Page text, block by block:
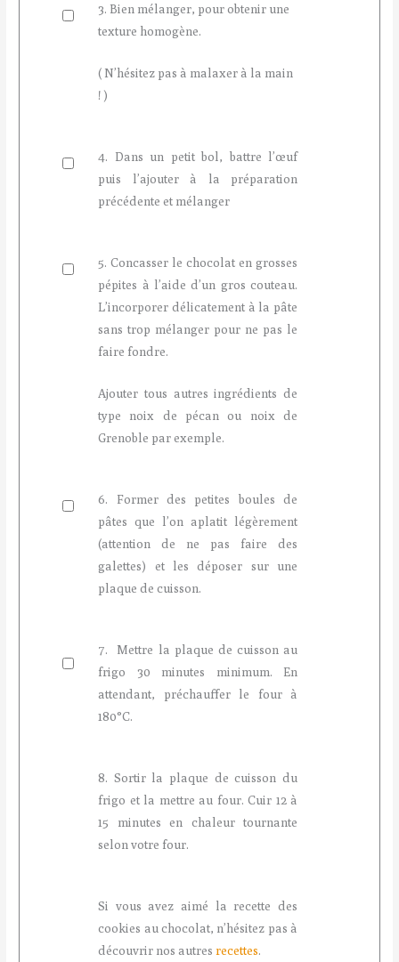
3. Bien mélanger, pour obtenir une
texture homogène.
( N’hésitez pas à malaxer à la main
! )
4. Dans un petit bol, battre l’œuf
puis l’ajouter à la préparation
précédente et mélanger
5. Concasser le chocolat en grosses
pépites à l’aide d’un gros couteau.
L’incorporer délicatement à la pâte
sans trop mélanger pour ne pas le
faire fondre.
Ajouter tous autres ingrédients de
type noix de pécan ou noix de
Grenoble par exemple.
6. Former des petites boules de
pâtes que l’on aplatit légèrement
(attention de ne pas faire des
galettes) et les déposer sur une
plaque de cuisson.
7. Mettre la plaque de cuisson au
frigo 30 minutes minimum. En
attendant, préchauffer le four à
180°C.
8. Sortir la plaque de cuisson du
frigo et la mettre au four. Cuir 12 à
15 minutes en chaleur tournante
selon votre four.
Si vous avez aimé la recette des
cookies au chocolat, n’hésitez pas à
découvrir nos autresrecettes.